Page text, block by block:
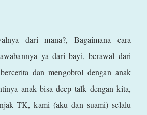
dari mana?, Bagaimana cara
ya dari bayi, berawal dari
dan mengobrol dengan anak
anak bisa deep talk dengan kita,
TK, kami (aku dan suami) selalu